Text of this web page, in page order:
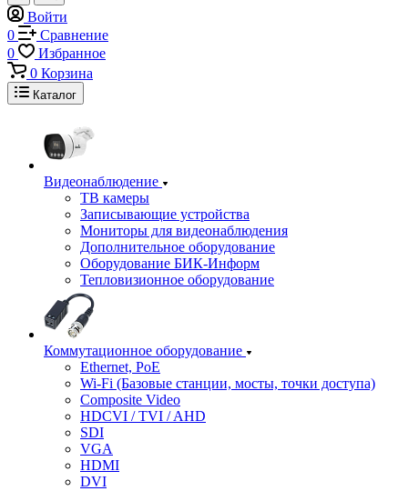
Войти
0
Сравнение
0
Избранное
0 Корзина
Каталог
Видеонаблюдение
ТВ камеры
Записывающие устройства
Мониторы для видеонаблюдения
Дополнительное оборудование
Оборудование БИК-Информ
Тепловизионное оборудование
Коммутационное оборудование
Ethernet, PoE
Wi-Fi (Базовые станции, мосты, точки доступа)
Composite Video
HDCVI / TVI / AHD
SDI
VGA
HDMI
DVI